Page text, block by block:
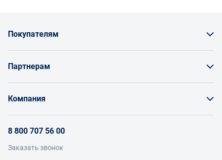
Покупателям
Возврат
Работа с обращениями
Партнерам
Условия продаж
Компания
8 800 707 56 00
Заказать звонок